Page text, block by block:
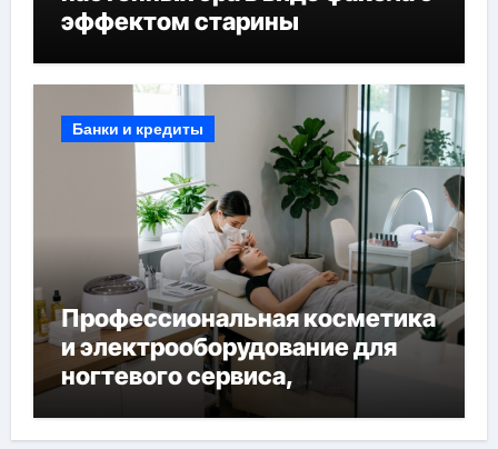
эффектом старины
Банки и кредиты
Профессиональная косметика
и электрооборудование для
ногтевого сервиса,
наращивания ресниц и
депиляции